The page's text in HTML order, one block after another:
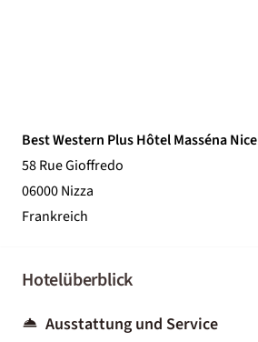
Best Western Plus Hôtel Masséna Nice
58 Rue Gioffredo
06000 Nizza
Frankreich
Hotelüberblick
Ausstattung und Service